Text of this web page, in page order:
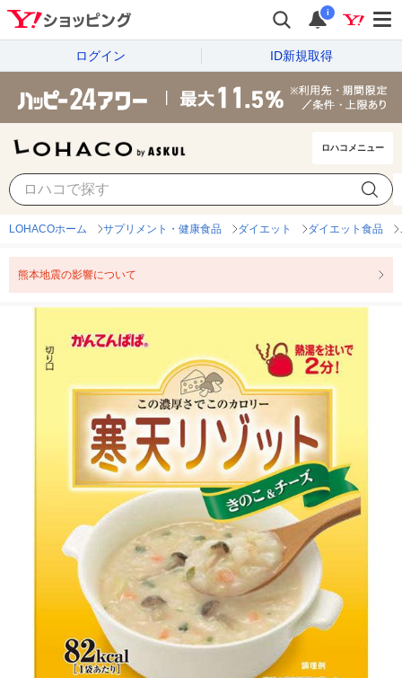
i
ログイン ID新規取得
ロハコメニュー
LOHACOホーム サプリメント・健康食品 ダイエット ダイエット食品
熊本地震の影響について